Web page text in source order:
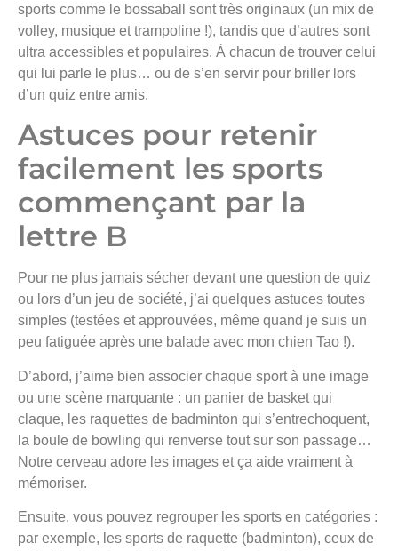
sports comme le bossaball sont très originaux (un mix de
volley, musique et trampoline !), tandis que d’autres sont
ultra accessibles et populaires. À chacun de trouver celui
qui lui parle le plus… ou de s’en servir pour briller lors
d’un quiz entre amis.
Astuces pour retenir
facilement les sports
commençant par la
lettre B
Pour ne plus jamais sécher devant une question de quiz
ou lors d’un jeu de société, j’ai quelques astuces toutes
simples (testées et approuvées, même quand je suis un
peu fatiguée après une balade avec mon chien Tao !).
D’abord, j’aime bien associer chaque sport à une image
ou une scène marquante : un panier de basket qui
claque, les raquettes de badminton qui s’entrechoquent,
la boule de bowling qui renverse tout sur son passage…
Notre cerveau adore les images et ça aide vraiment à
mémoriser.
Ensuite, vous pouvez regrouper les sports en catégories :
par exemple, les sports de raquette (badminton), ceux de